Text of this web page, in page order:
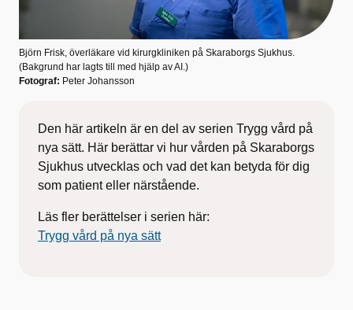
Björn Frisk, överläkare vid kirurgkliniken på Skaraborgs Sjukhus.
(Bakgrund har lagts till med hjälp av AI.)
Fotograf: Peter Johansson
Den här artikeln är en del av serien Trygg vård på
nya sätt. Här berättar vi hur vården på Skaraborgs
Sjukhus utvecklas och vad det kan betyda för dig
som patient eller närstående.
Läs fler berättelser i serien här:
Trygg vård på nya sätt